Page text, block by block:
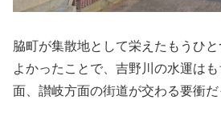
脇町が集散地として栄えたもうひ
よかったことで、吉野川の水運は
面、讃岐方面の街道が交わる要衝だ